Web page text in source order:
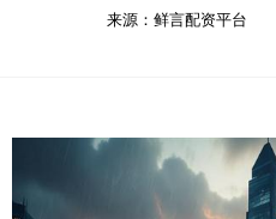
来源：鲜言配资平台